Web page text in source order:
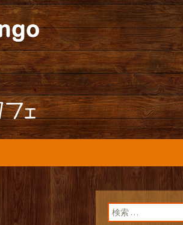
)カフ
けします。
検索: